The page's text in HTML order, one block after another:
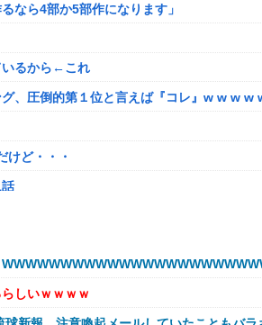
なら4部か5部作になります」
いるから←これ
、圧倒的第１位と言えば『コレ』w w w
けど・・・
ちびっ子集団が世界をメロメロに
始める
的暴言を吐く会社男たち！裏で告発した結
しいｗｗｗｗ